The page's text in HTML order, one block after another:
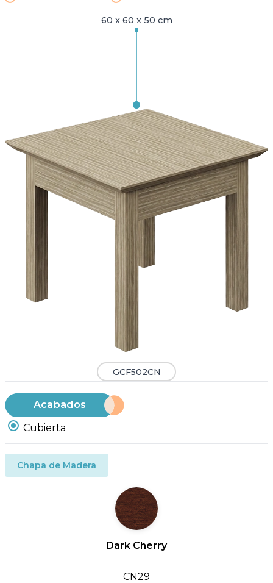
60 x 60 x 50 cm
GCF502CN
Acabados
Cubierta
Chapa de Madera
Dark Cherry
CN29